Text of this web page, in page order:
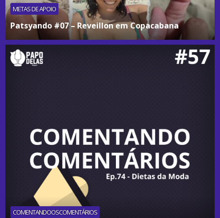
METAS DE APOIO
Patsyando #07 – Reveillon em Copacabana
COMENTANDOOSCOMENTÁRIOS